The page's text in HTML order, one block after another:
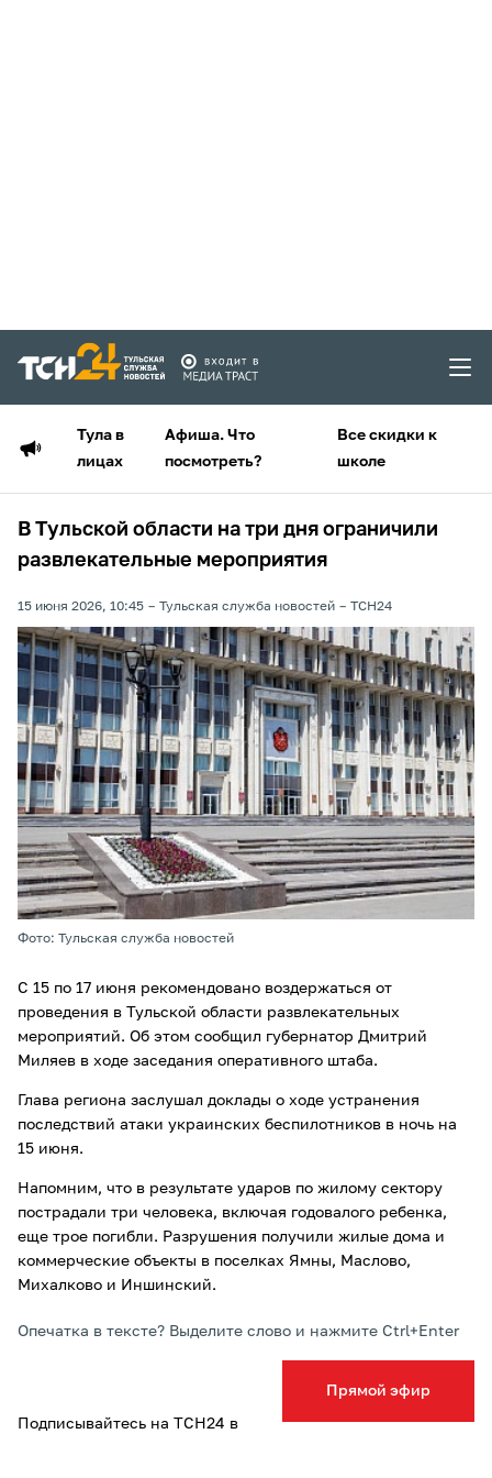
Тула в
лицах
Афиша. Что
посмотреть?
Все скидки к
школе
Прямой эфир
В Тульской области на три дня ограничили
развлекательные мероприятия
15 июня 2026, 10:45 Тульская служба новостей ТСН24
Фото: Тульская служба новостей
С 15 по 17 июня рекомендовано воздержаться от
проведения в Тульской области развлекательных
мероприятий. Об этом сообщил губернатор Дмитрий
Миляев в ходе заседания оперативного штаба.
Глава региона заслушал доклады о ходе устранения
последствий атаки украинских беспилотников в ночь на
15 июня.
Напомним, что в результате ударов по жилому сектору
пострадали три человека, включая годовалого ребенка,
еще трое погибли. Разрушения получили жилые дома и
коммерческие объекты в поселках Ямны, Маслово,
Михалково и Иншинский.
Опечатка в тексте? Выделите слово и нажмите Ctrl+Enter
Подписывайтесь на ТСН24 в